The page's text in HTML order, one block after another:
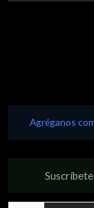
Agréganos